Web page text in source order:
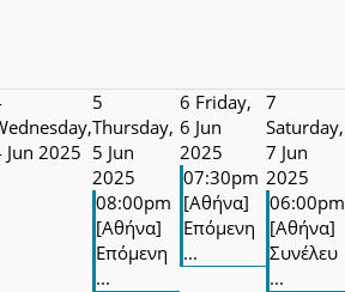
Jun 2025
5
Thursday,
5 Jun
2025
08:00pm
[Αθήνα]
Επόμενη
...
6 Friday,
6 Jun
2025
07:30pm
[Αθήνα]
Επόμενη
...
7
Saturday,
7 Jun
2025
06:00pm
[Αθήνα]
Συνέλευ
...